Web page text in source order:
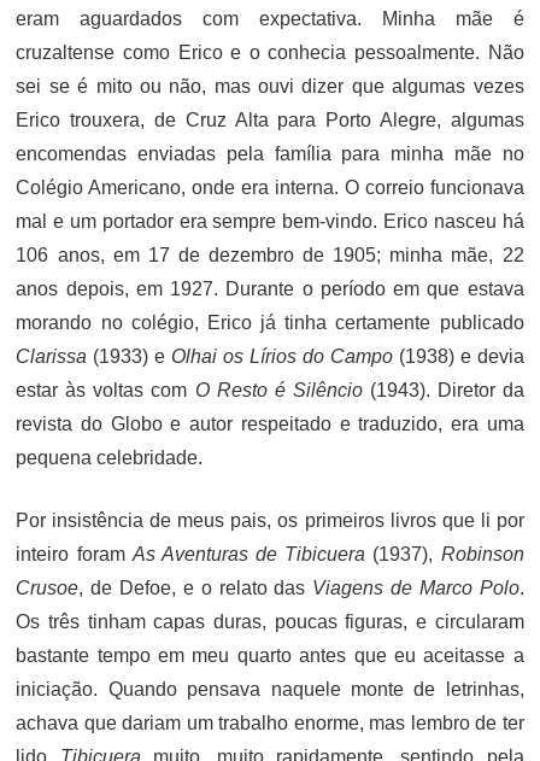
eram aguardados com expectativa. Minha mãe é
cruzaltense como Erico e o conhecia pessoalmente. Não
sei se é mito ou não, mas ouvi dizer que algumas vezes
Erico trouxera, de Cruz Alta para Porto Alegre, algumas
encomendas enviadas pela família para minha mãe no
Colégio Americano, onde era interna. O correio funcionava
mal e um portador era sempre bem-vindo. Erico nasceu há
106 anos, em 17 de dezembro de 1905; minha mãe, 22
anos depois, em 1927. Durante o período em que estava
morando no colégio, Erico já tinha certamente publicado
Clarissa (1933) e Olhai os Lírios do Campo (1938) e devia
estar às voltas com O Resto é Silêncio(1943). Diretor da
revista do Globo e autor respeitado e traduzido, era uma
pequena celebridade.
Por insistência de meus pais, os primeiros livros que li por
inteiro foram As Aventuras de Tibicuera (1937), Robinson
Crusoe, de Defoe, e o relato das Viagens de Marco Polo.
Os três tinham capas duras, poucas figuras, e circularam
bastante tempo em meu quarto antes que eu aceitasse a
iniciação. Quando pensava naquele monte de letrinhas,
achava que dariam um trabalho enorme, mas lembro de ter
lido Tibicuera muito, muito rapidamente, sentindo pela